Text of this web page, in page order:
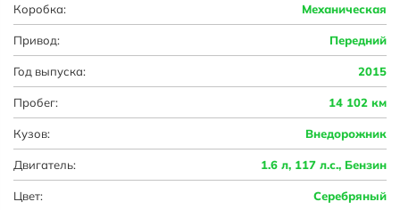
Коробка: Механическая
Привод: Передний
Год выпуска: 2015
Пробег: 14 102 км
Кузов: Внедорожник
Двигатель: 1.6 л, 117 л.с., Бензин
Цвет: Серебряный